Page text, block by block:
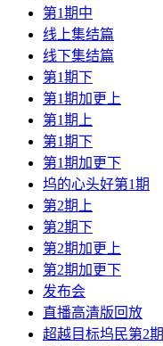
第1期中
线上集结篇
线下集结篇
第1期下
第1期加更上
第1期上
第1期下
第1期加更下
坞的心头好第1期
第2期上
第2期下
第2期加更上
第2期加更下
发布会
直播高清版回放
超越目标坞民第2期